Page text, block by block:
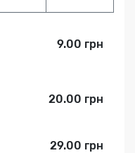
9.00 грн
20.00 грн
29.00 грн